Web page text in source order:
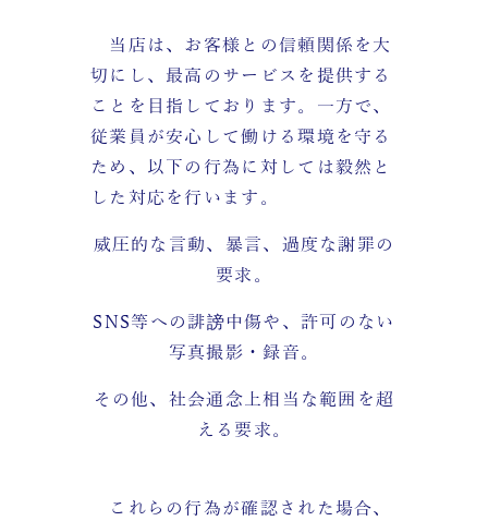
当店は、お客様との信頼関係を大
切にし、最高のサービスを提供する
ことを目指しております。一方で、
従業員が安心して働ける環境を守る
ため、以下の行為に対しては毅然と
した対応を行います。
威圧的な言動、暴言、過度な謝罪の
要求。
SNS等への誹謗中傷や、許可のない
写真撮影・録音。
その他、社会通念上相当な範囲を超
える要求。
これらの行為が確認された場合、